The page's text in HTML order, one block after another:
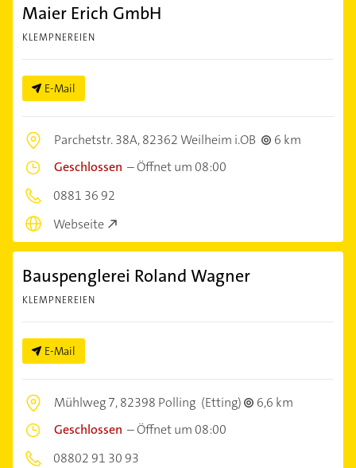
Maier Erich GmbH
KLEMPNEREIEN
E-Mail
Parchetstr. 38A,82362 Weilheim i.OB
6 km
Geschlossen –Öffnet um 08:00
0881 36 92
Webseite
Bauspenglerei Roland Wagner
KLEMPNEREIEN
E-Mail
Mühlweg 7,82398 Polling (Etting)
6,6 km
Geschlossen –Öffnet um 08:00
08802 91 30 93